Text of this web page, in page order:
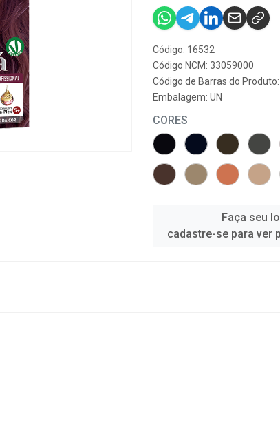
Código: 16532
Código NCM: 33059000
Código de Barras do
Embalagem: UN
CORES
Faça seu
cadastre-se para ver